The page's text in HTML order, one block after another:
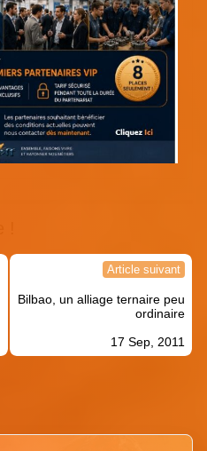
Article suivant
Bilbao, un alliage ternaire peu
ordinaire
17 Sep, 2011